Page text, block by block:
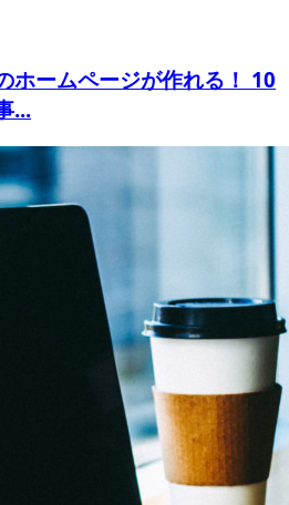
ホームページが作れる！ 10
...